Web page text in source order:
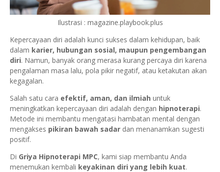
Ilustrasi : magazine.playbook.plus
Kepercayaan diri adalah kunci sukses dalam kehidupan, baik
dalam karier, hubungan sosial, maupun pengembangan
diri. Namun, banyak orang merasa kurang percaya diri karena
pengalaman masa lalu, pola pikir negatif, atau ketakutan akan
kegagalan.
Salah satu cara efektif, aman, dan ilmiah untuk
meningkatkan kepercayaan diri adalah dengan hipnoterapi.
Metode ini membantu mengatasi hambatan mental dengan
mengakses pikiran bawah sadar dan menanamkan sugesti
positif.
Di Griya Hipnoterapi MPC, kami siap membantu Anda
menemukan kembali keyakinan diri yang lebih kuat.